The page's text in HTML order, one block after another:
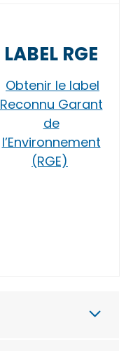
LABEL RGE
Obtenir le label
Reconnu Garant
de
l’Environnement
(RGE)